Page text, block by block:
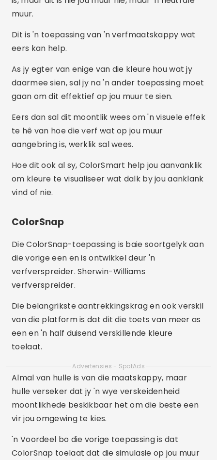
muur.
Dit is 'n toepassing van 'n verfmaatskappy wat
eers kan help.
As jy egter van enige van die kleure hou wat jy
daarmee sien, sal jy na 'n ander toepassing moet
gaan om dit effektief op jou muur te sien.
Eers dan sal dit moontlik wees om 'n visuele effek
te hê van hoe die verf wat op jou muur
aangebring is, werklik sal wees.
Hoe dit ook al sy, ColorSmart help jou aanvanklik
om kleure te visualiseer wat dalk by jou aanklank
vind of nie.
ColorSnap
Die ColorSnap-toepassing is baie soortgelyk aan
die vorige een en is ontwikkel deur 'n
verfverspreider. Sherwin-Williams
verfverspreider.
Die belangrikste aantrekkingskrag en ook verskil
van die platform is dat dit die toets van meer as
een en 'n half duisend verskillende kleure
toelaat.
Advertensies - SpotAds
Almal van hulle is van die maatskappy, maar
hulle verseker dat jy 'n wye verskeidenheid
moontlikhede beskikbaar het om die beste een
vir jou omgewing te kies.
'n Voordeel bo die vorige toepassing is dat
ColorSnap toelaat dat die simulasie op jou muur